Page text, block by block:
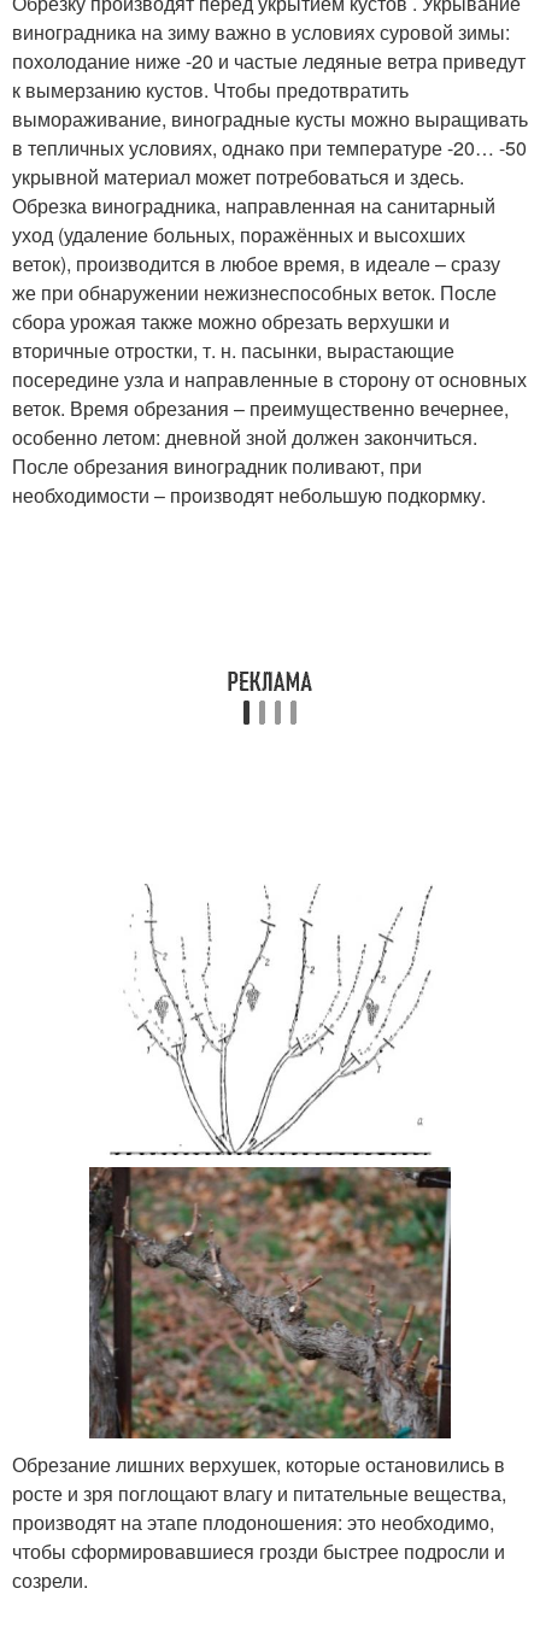
виноградника на зиму важно в условиях суровой зимы:
похолодание ниже -20 и частые ледяные ветра приведут
к вымерзанию кустов. Чтобы предотвратить
вымораживание, виноградные кусты можно выращивать
в тепличных условиях, однако при температуре -20… -50
укрывной материал может потребоваться и здесь.
Обрезка виноградника, направленная на санитарный
уход (удаление больных, поражённых и высохших
веток), производится в любое время, в идеале – сразу
же при обнаружении нежизнеспособных веток. После
сбора урожая также можно обрезать верхушки и
вторичные отростки, т. н. пасынки, вырастающие
посередине узла и направленные в сторону от основных
веток. Время обрезания – преимущественно вечернее,
особенно летом: дневной зной должен закончиться.
После обрезания виноградник поливают, при
необходимости – производят небольшую подкормку.
Обрезание лишних верхушек, которые остановились в
росте и зря поглощают влагу и питательные вещества,
производят на этапе плодоношения: это необходимо,
чтобы сформировавшиеся грозди быстрее подросли и
созрели.